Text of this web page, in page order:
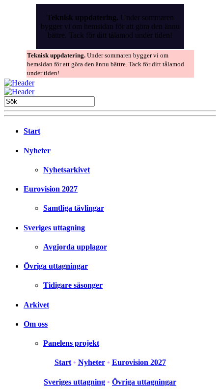
Teknisk uppdatering. Under sommaren
bygger vi om hemsidan för att göra den ännu
bättre. Tack för ditt tålamod under tiden!
Teknisk uppdatering. Under sommaren bygger vi om
hemsidan för att göra den ännu bättre. Tack för ditt tålamod
under tiden!
Start
Nyheter
Nyhetsarkivet
Eurovision 2027
Samtliga tävlingar
Sveriges uttagning
Avgjorda upplagor
Övriga uttagningar
Tidigare säsonger
Arkivet
Om oss
Panelens projekt
Start • Nyheter • Eurovision 2027
Sveriges uttagning • Övriga uttagningar